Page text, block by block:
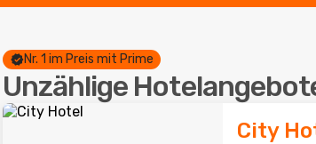
Nr. 1 im Preis mit Prime
Unzählige
City